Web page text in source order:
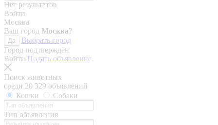
Нет результатов
Войти
Москва
Ваш город Москва?
Да
Выбрать город
Город подтверждён
Войти Подать объявление
Поиск животных
среди 20 329 объявлений
Кошки
Собаки
Тип объявления